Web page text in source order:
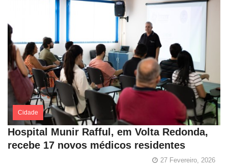
Cidade
Hospital Munir Rafful, em Volta Redonda,
recebe 17 novos médicos residentes
27 Fevereiro, 2026